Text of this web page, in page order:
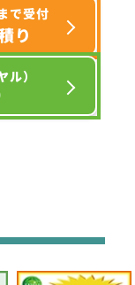
で受付
り
）